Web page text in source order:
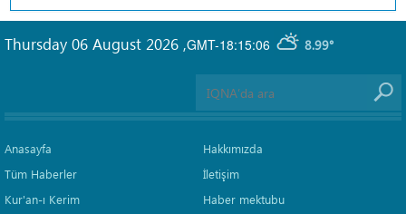
GMT-18:15:06 8.99°
Thursday 06 August 2026 ,
Anasayfa
Tüm Haberler
Kur'an-ı Kerim
Hakkımızda
İletişim
Haber mektubu